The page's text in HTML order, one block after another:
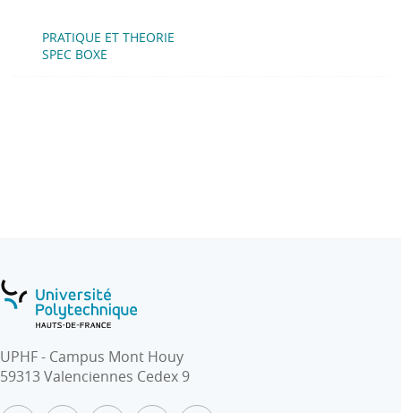
PRATIQUE ET THEORIE
SPEC BOXE
UPHF - Campus Mont Houy
59313 Valenciennes Cedex 9